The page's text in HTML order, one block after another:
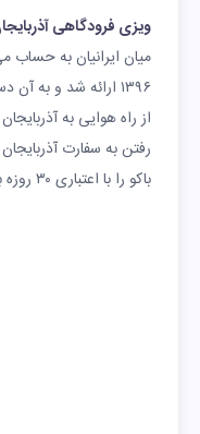
ویزی فرودگاهی
میان ایرانیان به حساب
۱۳۹۶ ارائه شد و به
از راه هوایی به
رفتن به سفارت
باکو را با اعتباری ۳۰ روزه بگیرند.